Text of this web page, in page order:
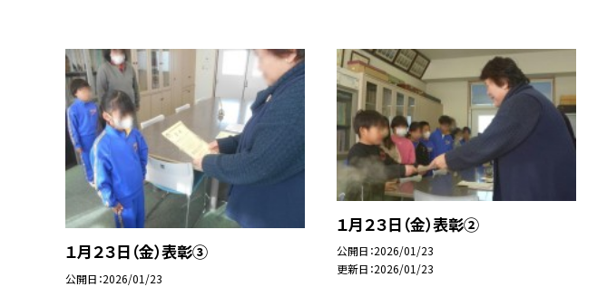
１月２３日（金）表彰③
公開日 2026/01/23
１月２３日（金）表彰②
公開日 2026/01/23
更新日 2026/01/23